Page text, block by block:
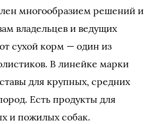
многообразием решений и
владельцев и ведущих
сухой корм — один из
В линейке марки
для крупных, средних
Есть продукты для
и пожилых собак.